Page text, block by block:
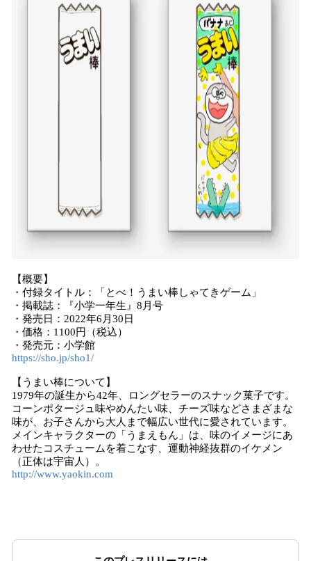
【概要】
・付録タイトル：「とべ！うまい棒しゃてきゲーム」
・掲載誌：『小学一年生』8月号
・発売日：2022年6月30日
・価格：1100円（税込）
・発売元：小学館
https://sho.jp/sho1/
【うまい棒について】
1979年の誕生から42年、ロングセラーのスナック菓子です。
コーンポタージュ味やめんたい味、チーズ味などさまざまな
味が、お子さんから大人まで幅広い世代に愛されています。
メインキャラクターの「うまえもん」は、味のイメージにあ
わせたコスチュームを着こなす、運動神経抜群のイケメン
（正体は宇宙人）。
http://www.yaokin.com